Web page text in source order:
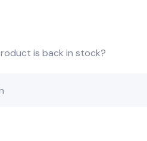
is back in stock?